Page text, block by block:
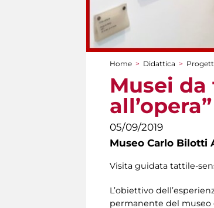
Tu sei qui
Home > Didattica >
Musei
all’opera”
05/09/2019
Museo Carlo Bilotti
Visita guidata tattile-
L’obiettivo
permanente del museo